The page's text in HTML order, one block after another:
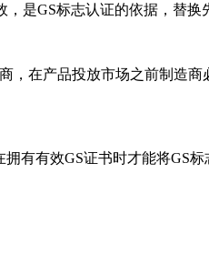
，是GS标志认证的依据，替换
，在产品投放市场之前制造
有有效GS证书时才能将GS